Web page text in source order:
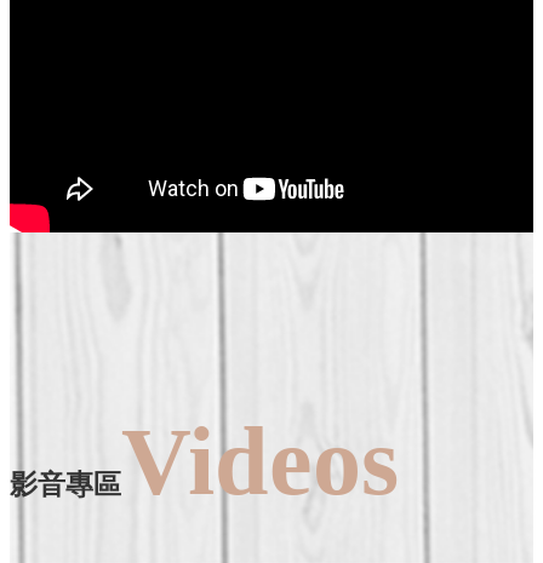
影音專區Videos